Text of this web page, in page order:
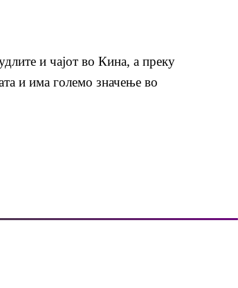
и чајот во Кина, а преку
и има големо значење во